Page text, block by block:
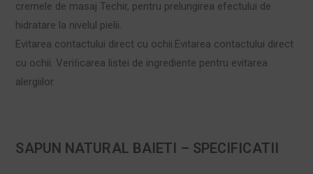
cremele de masaj Techir, pentru prelungirea efectului de
hidratare la nivelul pielii.
Evitarea contactului direct cu ochii.Evitarea contactului direct
cu ochii. Veriﬁcarea listei de ingrediente pentru evitarea
alergiilor.
SAPUN NATURAL BAIETI – SPECIFICATII